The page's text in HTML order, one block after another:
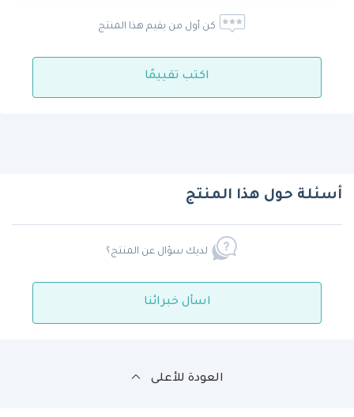
كن أول من يقيم هذا المنتج
اكتب تقييمًا
أسئلة حول هذا المنتج
لديك سؤال عن المنتج؟
اسأل خبرائنا
العودة للأعلى